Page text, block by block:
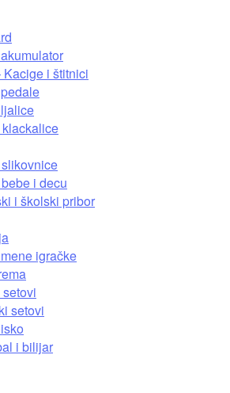
Kacige i štitnici
i decu
i školski pribor
igračke
setovi
i bilijar